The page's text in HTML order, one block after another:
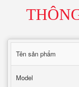
Tên sản phẩm
Model